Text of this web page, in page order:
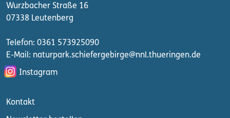
Wurzbacher Straße 16
07338 Leutenberg
Telefon: 0361 573925090
E-Mail: naturpark.schiefergebirge@nnl.thueringen.de
Instagram
Kontakt